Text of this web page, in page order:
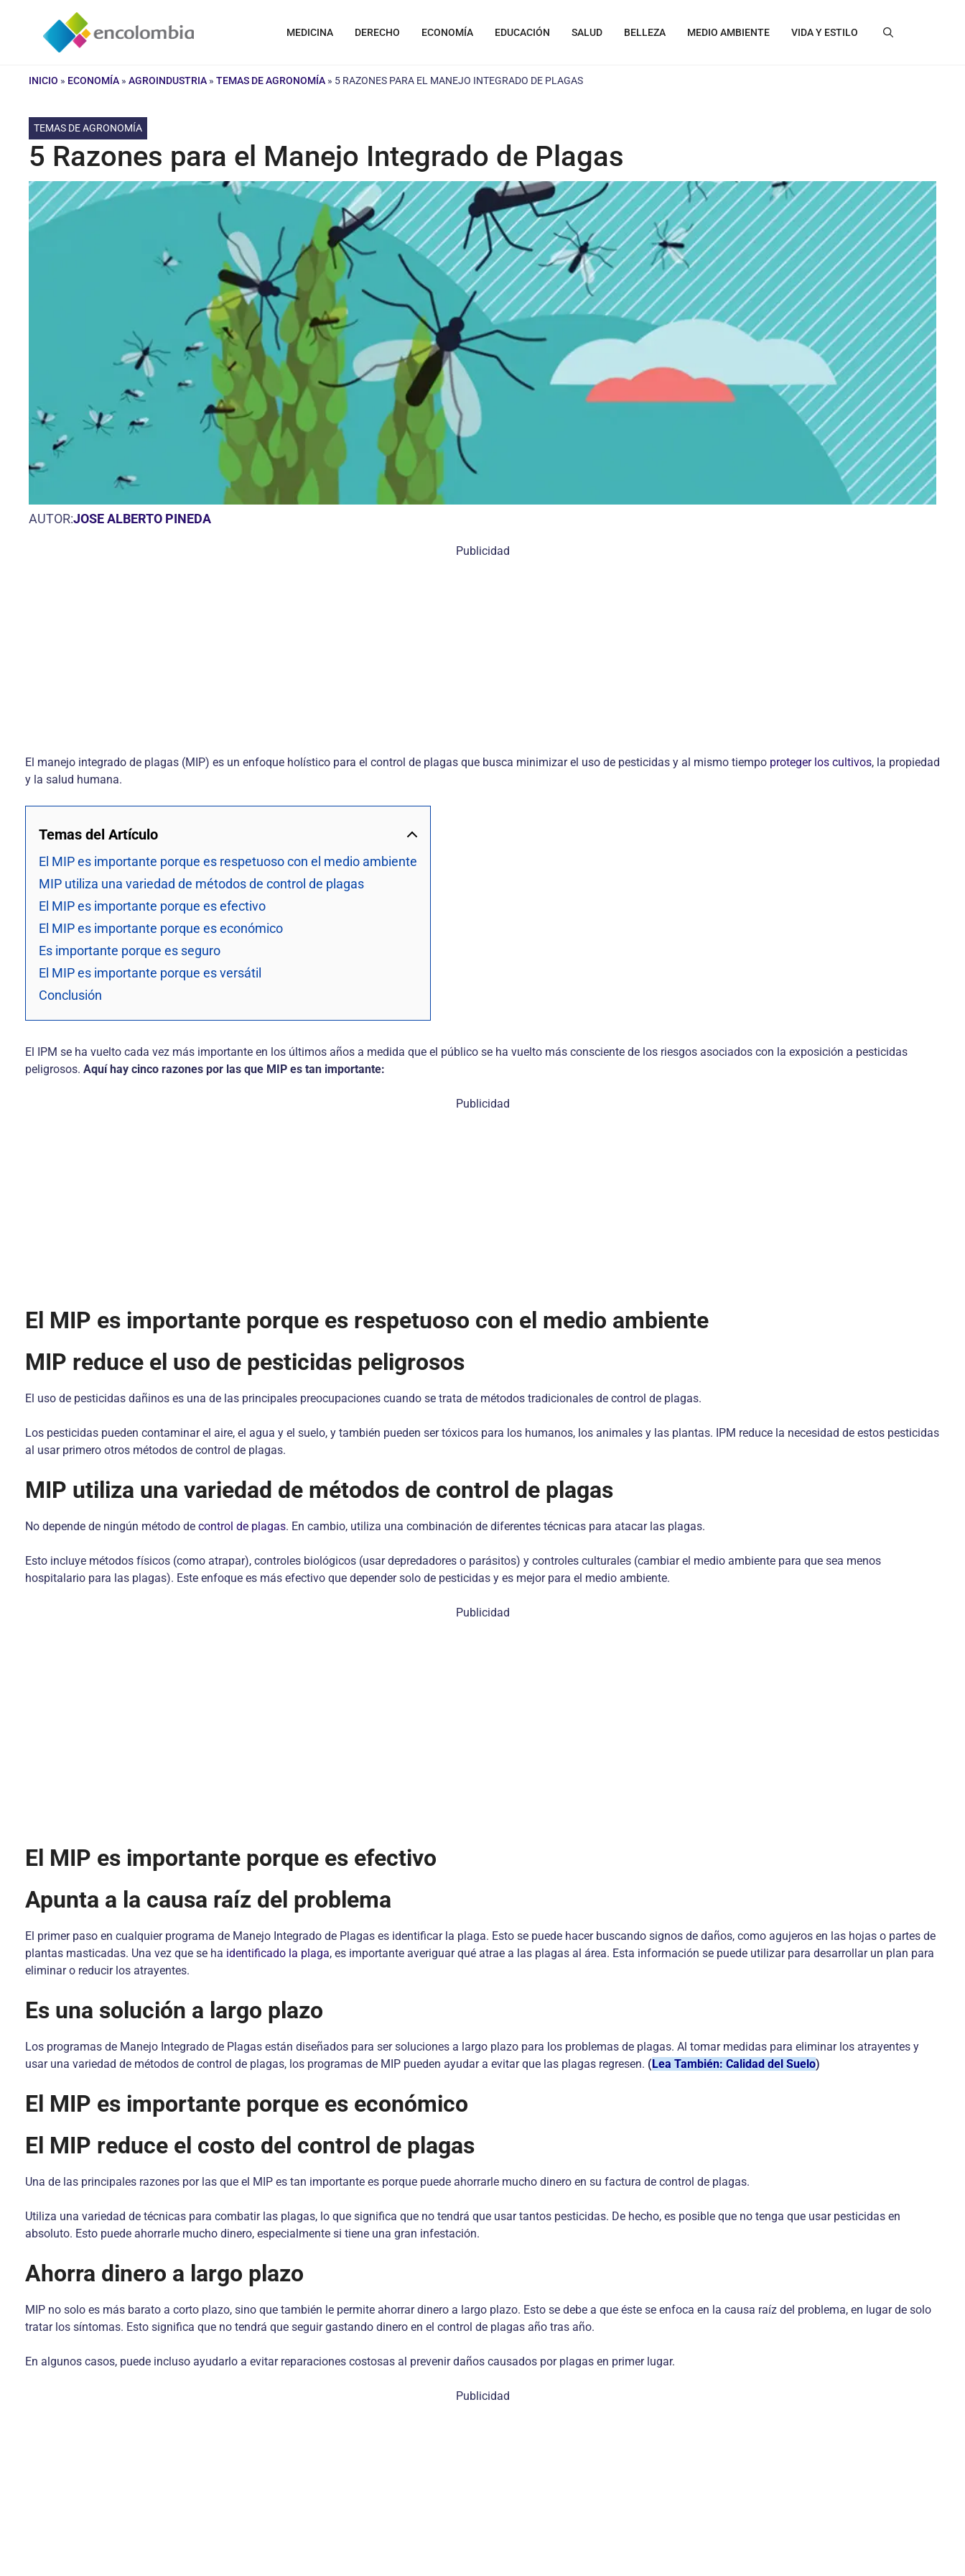
contenido
MEDICINA DERECHO ECONOMÍA EDUCACIÓN SALUD BELLEZA MEDIO AMBIENTE VIDA Y ESTILO
INICIO » ECONOMÍA » AGROINDUSTRIA » TEMAS DE AGRONOMÍA » 5 RAZONES PARA EL MANEJO INTEGRADO DE PLAGAS
TEMAS DE AGRONOMÍA
5 Razones para el Manejo Integrado de Plagas
AUTOR:JOSE ALBERTO PINEDA
Publicidad
El manejo integrado de plagas (MIP) es un enfoque holístico para el control de plagas que busca minimizar el uso de pesticidas y al mismo tiempo proteger los cultivos, la propiedad
y la salud humana.
Temas del Artículo
El MIP es importante porque es respetuoso con el medio ambiente
MIP utiliza una variedad de métodos de control de plagas
El MIP es importante porque es efectivo
El MIP es importante porque es económico
Es importante porque es seguro
El MIP es importante porque es versátil
Conclusión
El IPM se ha vuelto cada vez más importante en los últimos años a medida que el público se ha vuelto más consciente de los riesgos asociados con la exposición a pesticidas
peligrosos. Aquí hay cinco razones por las que MIP es tan importante:
Publicidad
El MIP es importante porque es respetuoso con el medio ambiente
MIP reduce el uso de pesticidas peligrosos
El uso de pesticidas dañinos es una de las principales preocupaciones cuando se trata de métodos tradicionales de control de plagas.
Los pesticidas pueden contaminar el aire, el agua y el suelo, y también pueden ser tóxicos para los humanos, los animales y las plantas. IPM reduce la necesidad de estos pesticidas
al usar primero otros métodos de control de plagas.
MIP utiliza una variedad de métodos de control de plagas
No depende de ningún método de control de plagas. En cambio, utiliza una combinación de diferentes técnicas para atacar las plagas.
Esto incluye métodos físicos (como atrapar), controles biológicos (usar depredadores o parásitos) y controles culturales (cambiar el medio ambiente para que sea menos
hospitalario para las plagas). Este enfoque es más efectivo que depender solo de pesticidas y es mejor para el medio ambiente.
Publicidad
El MIP es importante porque es efectivo
Apunta a la causa raíz del problema
El primer paso en cualquier programa de Manejo Integrado de Plagas es identificar la plaga. Esto se puede hacer buscando signos de daños, como agujeros en las hojas o partes de
plantas masticadas. Una vez que se ha identificado la plaga, es importante averiguar qué atrae a las plagas al área. Esta información se puede utilizar para desarrollar un plan para
eliminar o reducir los atrayentes.
Es una solución a largo plazo
Los programas de Manejo Integrado de Plagas están diseñados para ser soluciones a largo plazo para los problemas de plagas. Al tomar medidas para eliminar los atrayentes y
usar una variedad de métodos de control de plagas, los programas de MIP pueden ayudar a evitar que las plagas regresen. (Lea También: Calidad del Suelo)
El MIP es importante porque es económico
El MIP reduce el costo del control de plagas
Una de las principales razones por las que el MIP es tan importante es porque puede ahorrarle mucho dinero en su factura de control de plagas.
Utiliza una variedad de técnicas para combatir las plagas, lo que significa que no tendrá que usar tantos pesticidas. De hecho, es posible que no tenga que usar pesticidas en
absoluto. Esto puede ahorrarle mucho dinero, especialmente si tiene una gran infestación.
Ahorra dinero a largo plazo
MIP no solo es más barato a corto plazo, sino que también le permite ahorrar dinero a largo plazo. Esto se debe a que éste se enfoca en la causa raíz del problema, en lugar de solo
tratar los síntomas. Esto significa que no tendrá que seguir gastando dinero en el control de plagas año tras año.
En algunos casos, puede incluso ayudarlo a evitar reparaciones costosas al prevenir daños causados por plagas en primer lugar.
Publicidad